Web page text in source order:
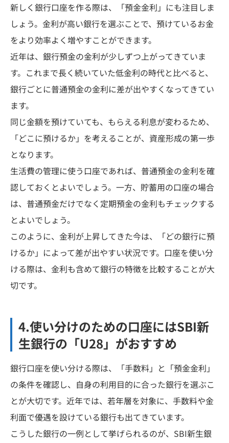
新しく銀行口座を作る際は、「預金金利」にも注目しま
しょう。金利が高い銀行を選ぶことで、預けているお金
をより効率よく増やすことができます。
近年は、銀行預金の金利が少しずつ上がってきていま
す。これまで長く続いていた低金利の時代と比べると、
銀行ごとに普通預金の金利に差が出やすくなってきてい
ます。
同じ金額を預けていても、もらえる利息が変わるため、
「どこに預けるか」を考えることが、資産形成の第一歩
となります。
生活費の管理に使う口座であれば、普通預金の金利を確
認しておくとよいでしょう。一方、貯蓄用の口座の場合
は、普通預金だけでなく定期預金の金利もチェックする
とよいでしょう。
このように、金利が上昇してきた今は、「どの銀行に預
けるか」によって差が出やすい状況です。口座を使い分
ける際は、金利も含めて銀行の特徴を比較することが大
切です。
4.使い分けのための口座にはSBI新
生銀行の「U28」がおすすめ
銀行口座を使い分ける際は、「手数料」と「預金金利」
の条件を確認し、自身の利用目的に合った銀行を選ぶこ
とが大切です。近年では、若年層を対象に、手数料や金
利面で優遇を設けている銀行も出てきています。
こうした銀行の一例として挙げられるのが、SBI新生銀